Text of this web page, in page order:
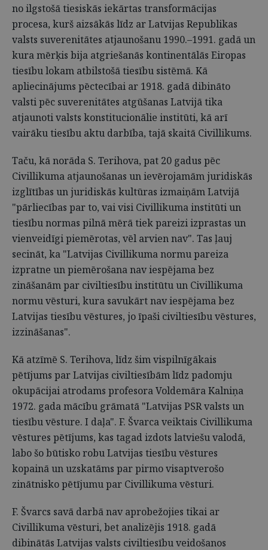
no ilgstošā tiesiskās iekārtas transformācijas
procesa, kurš aizsākās līdz ar Latvijas Republikas
valsts suverenitātes atjaunošanu 1990.–1991. gadā un
kura mērķis bija atgriešanās kontinentālās Eiropas
tiesību lokam atbilstošā tiesību sistēmā. Kā
apliecinājums pēctecībai ar 1918. gadā dibināto
valsti pēc suve­renitātes atgūšanas Latvijā tika
atjaunoti valsts konstitucionālie institūti, kā arī
vairāku tiesību aktu darbība, tajā skaitā Civillikums.
Taču, kā norāda S. Terihova, pat 20 gadus pēc
Civillikuma atjaunošanas un ievērojamām juridiskās
izglītības un juridiskās kultūras izmaiņām Latvijā
"pārliecības par to, vai visi Civillikuma institūti un
tiesību normas pilnā mērā tiek pareizi izprastas un
vienveidīgi piemērotas, vēl arvien nav". Tas ļauj
secināt, ka "Latvijas Civillikuma normu pareiza
izpratne un piemērošana nav iespējama bez
zināšanām par civiltiesību institūtu un Civillikuma
normu vēsturi, kura savukārt nav iespējama bez
Latvijas tiesību vēstures, jo īpaši civiltiesību vēstures,
izzināšanas".
Kā atzīmē S. Terihova, līdz šim vispilnīgākais
pētījums par Latvijas civiltiesībām līdz padomju
okupācijai atrodams profesora Voldemāra Kalniņa
1972. gada mācību grāmatā "Latvijas PSR valsts un
tiesību vēsture. I daļa". F. Švarca veiktais Civillikuma
vēstures pētījums, kas tagad izdots latviešu valodā,
labo šo būtisko robu Latvijas tiesību vēstures
kopainā un uzskatāms par pirmo visaptverošo
zinātnisko pētījumu par Civillikuma vēsturi.
F. Švarcs savā darbā nav aprobežojies tikai ar
Civillikuma vēsturi, bet analizējis 1918. gadā
dibinātās Latvijas valsts civiltiesību veidošanos